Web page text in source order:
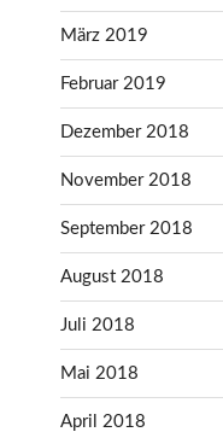
März 2019
Februar 2019
Dezember 2018
November 2018
September 2018
August 2018
Juli 2018
Mai 2018
April 2018